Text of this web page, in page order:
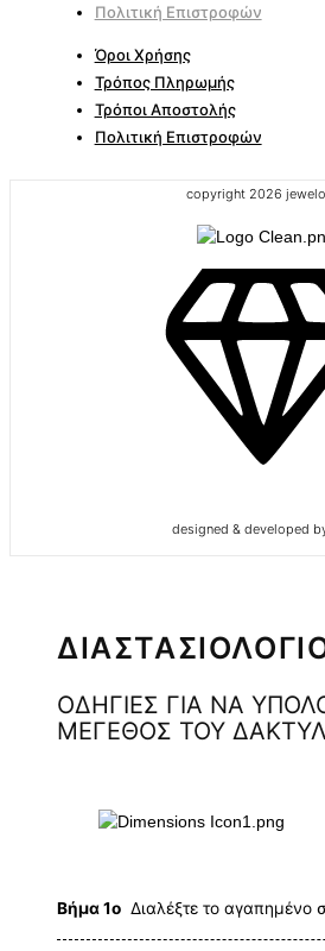
Πολιτική Επιστροφών
Όροι Χρήσης
Τρόπος Πληρωμής
Τρόποι Αποστολής
Πολιτική Επιστροφών
copyright 2026
designed & developed
ΟΔΗΓΙΕΣ ΓΙΑ ΝΑ
ΜΕΓΕΘΟΣ ΤΟΥ
Βήμα 1ο Διαλέξτε το αγαπημένο